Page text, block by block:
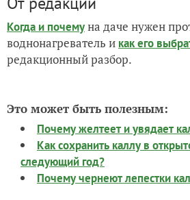
Когда и почемуна даче нужен
воднонагреватель и как его
редакционный разбор.
Это может быть полезным:
Почему желтеет и увядает
Как сохранить каллу в
следующий год?
Почему чернеют лепестки